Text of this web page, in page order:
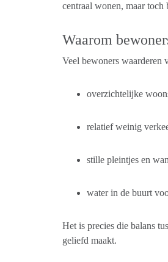
centraal wonen, maar toch
Waarom
Veel bewoners waarderen
overzichtelijke
relatief weinig
stille pleintjes en
water in de buurt
Het is precies die balans
geliefd maakt.